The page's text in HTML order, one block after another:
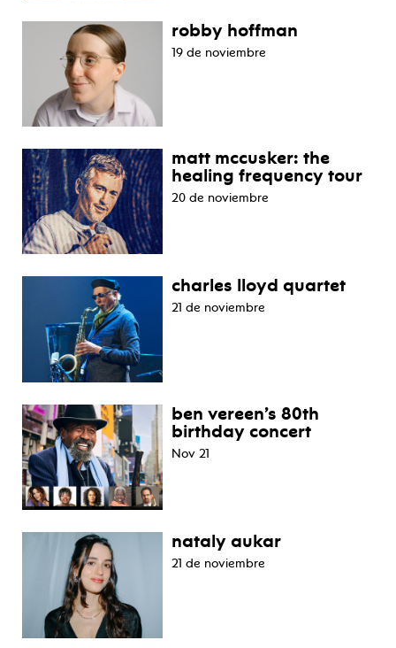
robby hoffman
19 de noviembre
matt mccusker: the
healing frequency tour
20 de noviembre
charles lloyd quartet
21 de noviembre
ben vereen’s 80th
birthday concert
Nov 21
nataly aukar
21 de noviembre